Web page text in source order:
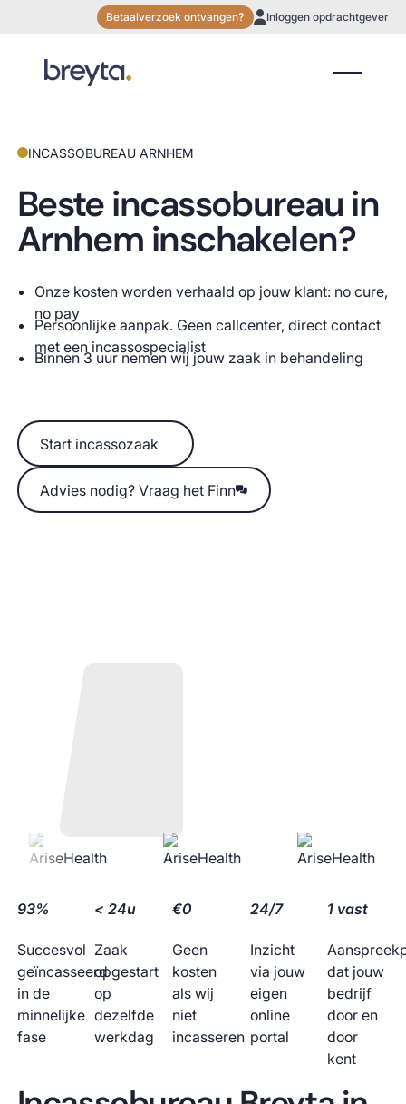
Betaalverzoek ontvangen? Inloggen opdrachtgever
INCASSOBUREAU ARNHEM
Beste incassobureau in
Arnhem inschakelen?
Onze kosten worden verhaald op jouw klant: no cure,
no pay
Persoonlijke aanpak. Geen callcenter, direct contact
met een incassospecialist
Binnen 3 uur nemen wij jouw zaak in behandeling
Start incassozaak
Start incassozaak
Advies nodig? Vraag het Finn
Advies nodig? Vraag het Finn
93%
Succesvol
geïncasseerd
in de
minnelijke
fase
< 24u
Zaak
opgestart
op
dezelfde
werkdag
€0
Geen
kosten
als wij
niet
incasseren
24/7
Inzicht
via jouw
eigen
online
portal
1 vast
dat jouw
bedrijf
door en
door
kent